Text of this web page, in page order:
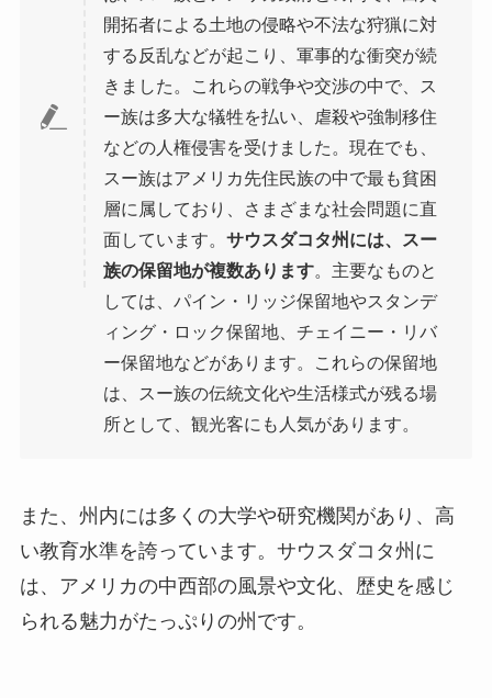
開拓者による土地の侵略や不法な狩猟に対
する反乱などが起こり、軍事的な衝突が続
きました。これらの戦争や交渉の中で、ス
ー族は多大な犠牲を払い、虐殺や強制移住
などの人権侵害を受けました。現在でも、
スー族はアメリカ先住民族の中で最も貧困
層に属しており、さまざまな社会問題に直
面しています。サウスダコタ州には、スー
族の保留地が複数あります。主要なものと
しては、パイン・リッジ保留地やスタンデ
ィング・ロック保留地、チェイニー・リバ
ー保留地などがあります。これらの保留地
は、スー族の伝統文化や生活様式が残る場
所として、観光客にも人気があります。
また、州内には多くの大学や研究機関があり、高
い教育水準を誇っています。サウスダコタ州に
は、アメリカの中西部の風景や文化、歴史を感じ
られる魅力がたっぷりの州です。